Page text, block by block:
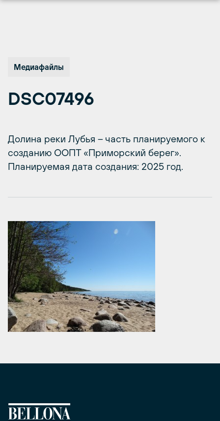
Медиафайлы
DSC07496
Долина реки Лубья – часть планируемого к
созданию ООПТ «Приморский берег».
Планируемая дата создания: 2025 год.